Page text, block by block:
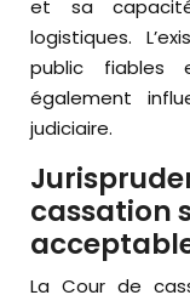
et sa
logistiques.
public fiables
également
judiciaire.
cassation
La Cour de